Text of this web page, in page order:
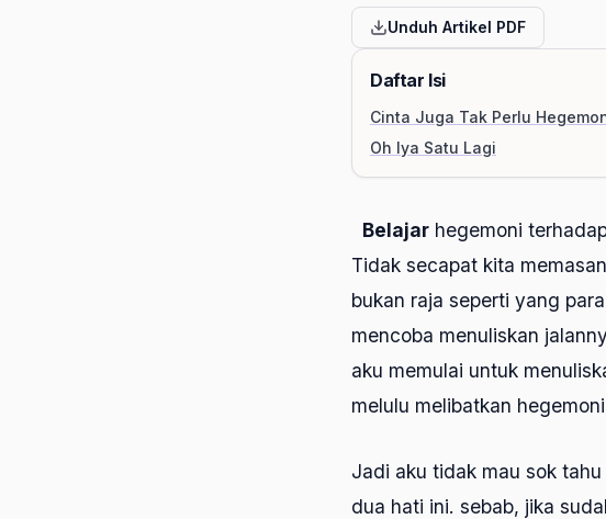
Unduh Artikel PDF
Daftar Isi
Cinta Juga Tak Perlu
Oh Iya Satu Lagi
Belajar hegemoni
Tidak secapat kita
bukan raja seperti yang
mencoba menuliskan
aku memulai untuk
melulu melibatkan
Jadi aku tidak mau sok
dua hati ini. sebab, jika